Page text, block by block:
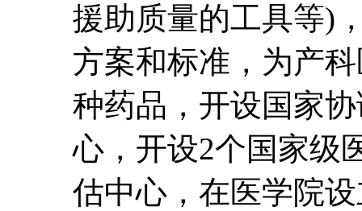
援助质量的工具等)
方案和标准，为产
种药品，开设国家
心，开设2个国家级
估中心，在医学院